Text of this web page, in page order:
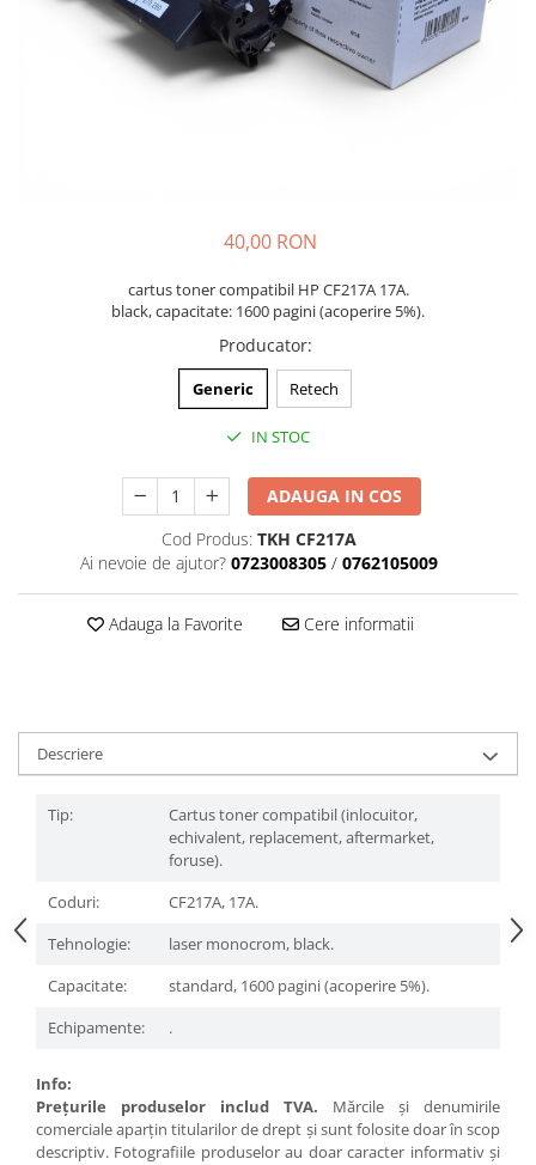
40,00 RON
cartus toner compatibil HP CF217A 17A.
black, capacitate: 1600 pagini (acoperire 5%).
Producator:
Generic Retech
IN STOC
ADAUGA IN COS
Cod Produs: TKH CF217A
Ai nevoie de ajutor? 0723008305 / 0762105009
Adauga la Favorite Cere informatii
Descriere
Tip:
Cartus toner compatibil (inlocuitor,
echivalent, replacement, aftermarket,
foruse).
Coduri:
CF217A, 17A.
Tehnologie:
laser monocrom, black.
Capacitate:
standard, 1600 pagini (acoperire 5%).
Echipamente:
.
Info:
Preţurile produselor includ TVA. Mărcile şi denumirile
comerciale aparţin titularilor de drept şi sunt folosite doar în scop
descriptiv. Fotografiile produselor au doar caracter informativ şi